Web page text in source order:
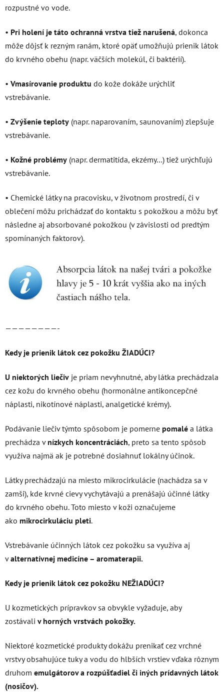
rozpustné vo vode.
• Pri holení je táto ochranná vrstva tiež narušená, dokonca
môže dôjsť k rezným ranám, ktoré opäť umožňujú prienik látok
do krvného obehu (napr. väčších molekúl, či baktérií).
• Vmasírovanie produktu do kože dokáže urýchliť
vstrebávanie.
• Zvýšenie teploty (napr. naparovaním, saunovaním) zlepšuje
vstrebávanie.
• Kožné problémy (napr. dermatitída, ekzémy…) tiež urýchľujú
vstrebávanie.
• Chemické látky na pracovisku, v životnom prostredí, či v
oblečení môžu prichádzať do kontaktu s pokožkou a môžu byť
následne aj absorbované pokožkou (v závislosti od predtým
spomínaných faktorov).
————————-
Kedy je prienik látok cez pokožku ŽIADÚCI?
U niektorých liečiv je priam nevyhnutné, aby látka prechádzala
cez kožu do krvného obehu (hormonálne antikoncepčné
náplasti, nikotínové náplasti, analgetické krémy).
Podávanie liečiv týmto spôsobom je pomerne pomalé a látka
prechádza v nízkych koncentráciách, preto sa tento spôsob
využíva najmä ak je potrebné dosiahnuť lokálny účinok.
Látky prechádzajú na miesto mikrocirkulácie (nachádza sa v
zamši), kde krvné cievy vychytávajú a prenášajú účinné látky
do krvného obehu. Toto miesto v koži označujeme
ako mikrocirkuláciu pleti.
Vstrebávanie účinných látok cez pokožku sa využíva aj
valternatívnej medicíne – aromaterapii.
Kedy je prienik látok cez pokožku NEŽIADÚCI?
U kozmetických prípravkov sa obvykle vyžaduje, aby
zostávali v horných vrstvách pokožky.
Niektoré kozmetické produkty dokážu prenikať cez vrchné
vrstvy obsahujúce tuky a vodu do hlbších vrstiev vďaka rôznym
druhom emulgátorov a rozpúšťadiel či iných prídavných látok
(nosičov).